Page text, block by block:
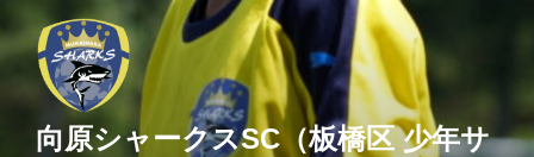
ン
向原シャークスSC（板橋区 少年サ